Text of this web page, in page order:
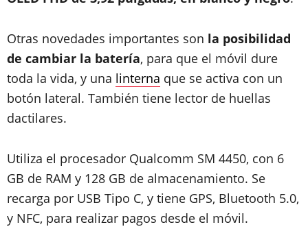
Otras novedades importantes son la posibilidad
de cambiar la batería, para que el móvil dure
toda la vida, y una linterna que se activa con un
botón lateral. También tiene lector de huellas
dactilares.
Utiliza el procesador Qualcomm SM 4450, con 6
GB de RAM y 128 GB de almacenamiento. Se
recarga por USB Tipo C, y tiene GPS, Bluetooth 5.0,
y NFC, para realizar pagos desde el móvil.